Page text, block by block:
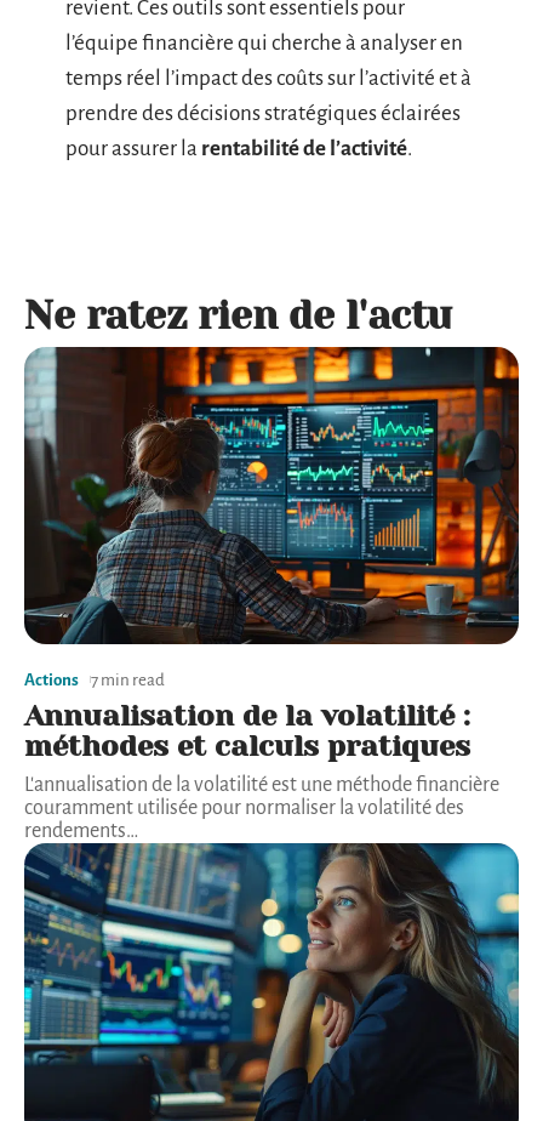
revient. Ces outils sont essentiels pour
l’équipe financière qui cherche à analyser en
temps réel l’impact des coûts sur l’activité et à
prendre des décisions stratégiques éclairées
pour assurer la rentabilité de l’activité.
Ne ratez rien de l'actu
Actions 7 min read
Annualisation de la volatilité :
méthodes et calculs pratiques
L'annualisation de la volatilité est une méthode financière
couramment utilisée pour normaliser la volatilité des
rendements…